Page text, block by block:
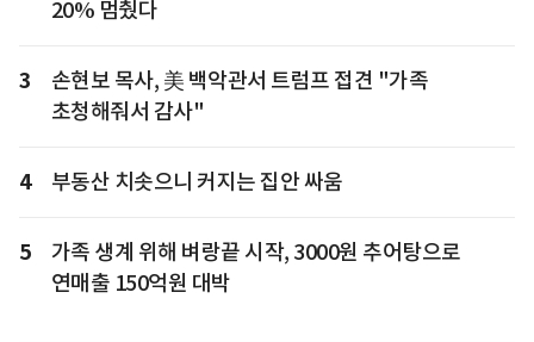
20% 멈췄다
3
손현보 목사, 美 백악관서 트럼프 접견 "가족
초청해줘서 감사"
4 부동산 치솟으니 커지는 집안 싸움
5
가족 생계 위해 벼랑끝 시작, 3000원 추어탕으로
연매출 150억원 대박